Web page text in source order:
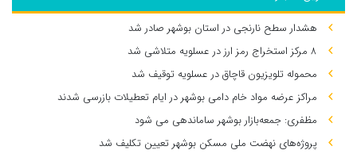
هشدار سطح نارنجی در استان بوشهر صادر شد
۸ مرکز استخراج رمز ارز در عسلویه متلاشی شد
محموله تلویزیون قاچاق در عسلویه توقیف شد
مراکز عرضه مواد خام دامی بوشهر در ایام تعطیلات بازرسی شدند
مظفری: جمعه‌بازار بوشهر ساماندهی می‌ شود
پروژه‌های نهضت ملی مسکن بوشهر تعیین تکلیف شد